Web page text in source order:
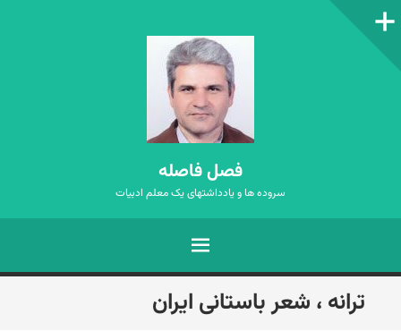
ستون‌کناری
فصل فاصله
سروده ها و یادداشتهای یک معلم ادبیات
فهرست
رفتن
به
ترانه ، شعر باستانی ایران